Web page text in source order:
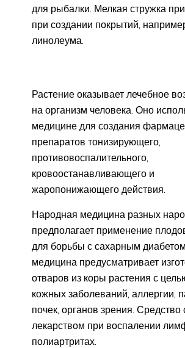
для рыбалки. Мелкая стружка
при создании покрытий,
линолеума.
Растение оказывает лечебное
на организм человека. Оно
медицине для создания
препаратов тонизирующего,
противовоспалительного,
кровоостанавливающего и
жаропонижающего действия.
Народная медицина разных
предполагает применение
для борьбы с сахарным
медицина предусматривает
отваров из коры растения с
кожных заболеваний, аллергии,
почек, органов зрения.
лекарством при воспалении
полиартритах.